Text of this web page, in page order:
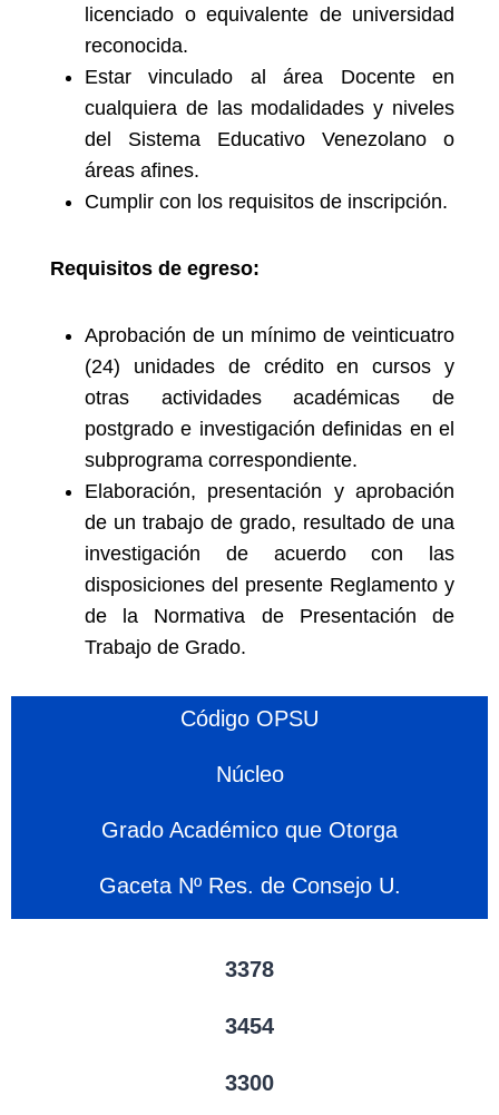
licenciado o equivalente de universidad
reconocida.
Estar vinculado al área Docente en
cualquiera de las modalidades y niveles
del Sistema Educativo Venezolano o
áreas afines.
Cumplir con los requisitos de inscripción.
Requisitos de egreso:
Aprobación de un mínimo de veinticuatro
(24) unidades de crédito en cursos y
otras actividades académicas de
postgrado e investigación definidas en el
subprograma correspondiente.
Elaboración, presentación y aprobación
de un trabajo de grado, resultado de una
investigación de acuerdo con las
disposiciones del presente Reglamento y
de la Normativa de Presentación de
Trabajo de Grado.
Código OPSU
Núcleo
Grado Académico que Otorga
Gaceta Nº Res. de Consejo U.
3378
3454
3300